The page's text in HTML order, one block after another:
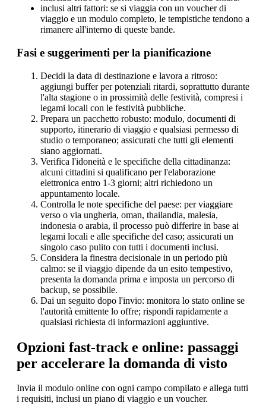
inclusi altri fattori: se si viaggia con un voucher di
viaggio e un modulo completo, le tempistiche tendono a
rimanere all'interno di queste bande.
Fasi e suggerimenti per la pianificazione
Decidi la data di destinazione e lavora a ritroso:
aggiungi buffer per potenziali ritardi, soprattutto durante
l'alta stagione o in prossimità delle festività, compresi i
legami locali con le festività pubbliche.
Prepara un pacchetto robusto: modulo, documenti di
supporto, itinerario di viaggio e qualsiasi permesso di
studio o temporaneo; assicurati che tutti gli elementi
siano aggiornati.
Verifica l'idoneità e le specifiche della cittadinanza:
alcuni cittadini si qualificano per l'elaborazione
elettronica entro 1-3 giorni; altri richiedono un
appuntamento locale.
Controlla le note specifiche del paese: per viaggiare
verso o via ungheria, oman, thailandia, malesia,
indonesia o arabia, il processo può differire in base ai
legami locali e alle specifiche del caso; assicurati un
singolo caso pulito con tutti i documenti inclusi.
Considera la finestra decisionale in un periodo più
calmo: se il viaggio dipende da un esito tempestivo,
presenta la domanda prima e imposta un percorso di
backup, se possibile.
Dai un seguito dopo l'invio: monitora lo stato online se
l'autorità emittente lo offre; rispondi rapidamente a
qualsiasi richiesta di informazioni aggiuntive.
Opzioni fast-track e online: passaggi
per accelerare la domanda di visto
Invia il modulo online con ogni campo compilato e allega tutti
i requisiti, inclusi un piano di viaggio e un voucher.